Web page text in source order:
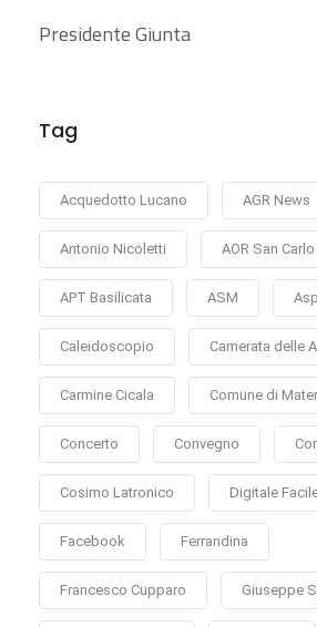
Presidente Giunta
Tag
Acquedotto Lucano AGR News
Antonio Nicoletti AOR San Carlo
APT Basilicata ASM Asp
Caleidoscopio Camerata delle
Carmine Cicala Comune di
Concerto Convegno
Cosimo Latronico Digitale
Facebook Ferrandina
Francesco Cupparo Giuseppe